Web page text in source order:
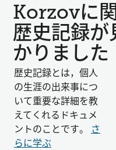
Korzovに
歴史記録が
かりました
歴史記録とは，個人
の生涯の出来事につ
いて重要な詳細を教
えてくれるドキュメ
ントのことです。 さ
らに学ぶ